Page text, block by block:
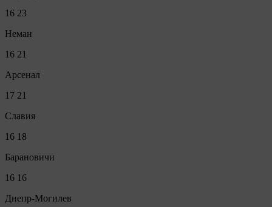
16 23
Неман
16 21
Арсенал
17 21
Славия
16 18
Барановичи
16 16
Днепр-Могилев